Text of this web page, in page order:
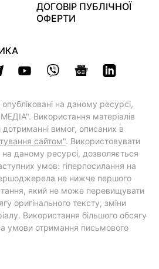
ДОГОВІР ПУБЛІЧНОЇ
ОФЕРТИ
на даному ресурсі,
Використання матеріалів
вимог, описаних в
сайтом". Використовувати
даному ресурсі, дозволяється
умов: гіперпосилання на
не нижче першого
який не може перевищувати
оригінального тексту, зміни
Використання більшого обсягу
умови отримання письмового